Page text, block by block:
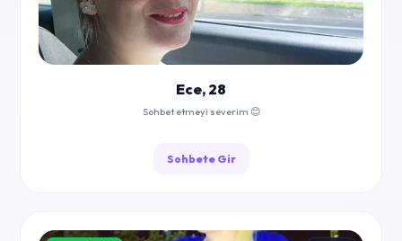
Ece, 28
Sohbet etmeyi severim 😊
Sohbete Gir